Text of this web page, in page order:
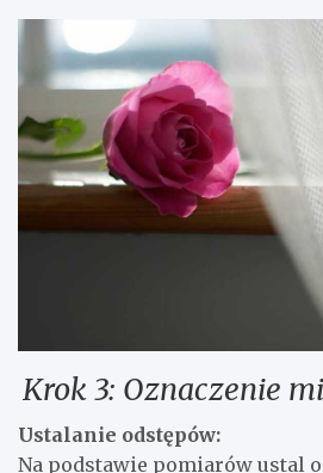
Krok 3: Oznaczenie
Ustalanie odstępów:
Na podstawie pomiarów ustal